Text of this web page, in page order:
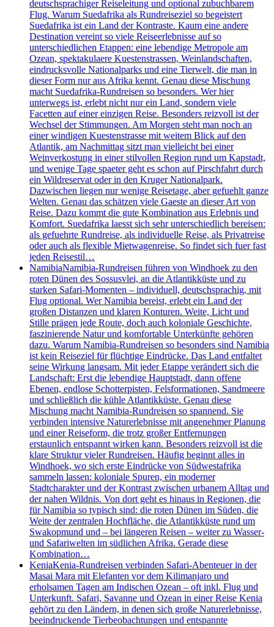
deutschsprachiger Reiseleitung und optional zubuchbarem
Flug. Warum Suedafrika als Rundreiseziel so begeistert
Suedafrika ist ein Land der Kontraste. Kaum eine andere
Destination vereint so viele Reiseerlebnisse auf so
unterschiedlichen Etappen: eine lebendige Metropole am
Ozean, spektakulaere Kuestenstrassen, Weinlandschaften,
eindrucksvolle Nationalparks und eine Tierwelt, die man in
dieser Form nur aus Afrika kennt. Genau diese Mischung
macht Suedafrika-Rundreisen so besonders. Wer hier
unterwegs ist, erlebt nicht nur ein Land, sondern viele
Facetten auf einer einzigen Reise. Besonders reizvoll ist der
Wechsel der Stimmungen. Am Morgen steht man noch an
einer windigen Kuestenstrasse mit weitem Blick auf den
Atlantik, am Nachmittag sitzt man vielleicht bei einer
Weinverkostung in einer stilvollen Region rund um Kapstadt,
und wenige Tage spaeter geht es schon auf Pirschfahrt durch
ein Wildreservat oder in den Kruger Nationalpark.
Dazwischen liegen nur wenige Reisetage, aber gefuehlt ganze
Welten. Genau das schätzen viele Gaeste an dieser Art von
Reise. Dazu kommt die gute Kombination aus Erlebnis und
Komfort. Suedafrika laesst sich sehr unterschiedlich bereisen:
als gefuehrte Rundreise, als individuelle Reise, als Privatreise
oder auch als flexible Mietwagenreise. So findet sich fuer fast
jeden Reisestil…
NamibiaNamibia-Rundreisen führen von Windhoek zu den
roten Dünen des Sossusvlei, an die Atlantikküste und zu
starken Safari-Momenten – individuell, deutschsprachig, mit
Flug optional. Wer Namibia bereist, erlebt ein Land der
großen Distanzen und klaren Konturen. Weite, Licht und
Stille prägen jede Route, doch auch koloniale Geschichte,
faszinierende Natur und komfortable Unterkünfte gehören
dazu. Warum Namibia-Rundreisen so besonders sind Namibia
ist kein Reiseziel für flüchtige Eindrücke. Das Land entfaltet
seine Wirkung langsam. Mit jeder Etappe verändert sich die
Landschaft: Erst die lebendige Hauptstadt, dann offene
Ebenen, endlose Schotterpisten, Felsformationen, Sandmeere
und schließlich die kühle Atlantikküste. Genau diese
Mischung macht Namibia-Rundreisen so spannend. Sie
verbinden intensive Naturerlebnisse mit angenehmer Planung
und einer Reiseform, die trotz großer Entfernungen
erstaunlich entspannt wirken kann. Besonders reizvoll ist die
klare Struktur vieler Rundreisen. Häufig beginnt alles in
Windhoek, wo sich erste Eindrücke von Südwestafrika
sammeln lassen: koloniale Spuren, ein moderner
Stadtcharakter und der Kontrast zwischen urbanem Alltag und
der nahen Wildnis. Von dort geht es hinaus in Regionen, die
für Namibia so typisch sind: die roten Dünen im Süden, die
Weite der zentralen Hochfläche, die Atlantikküste rund um
Swakopmund und – bei längeren Reisen – weiter zu Wasser-
und Safariwelten im südlichen Afrika. Gerade diese
Kombination…
KeniaKenia-Rundreisen verbinden Safari-Abenteuer in der
Masai Mara mit Elefanten vor dem Kilimanjaro und
erholsamen Tagen am Indischen Ozean – oft inkl. Flug und
Unterkunft. Safari, Savanne und Ozean in einer Reise Kenia
gehört zu den Ländern, in denen sich große Naturerlebnisse,
beeindruckende Tierbeobachtungen und entspannte